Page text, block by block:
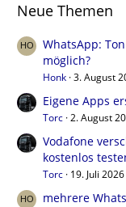
Neue Themen
WhatsApp:
möglich?
Honk 3. August
Eigene Apps
Torc 2. August
Vodafone
kostenlos
Torc 19. Juli
mehrere